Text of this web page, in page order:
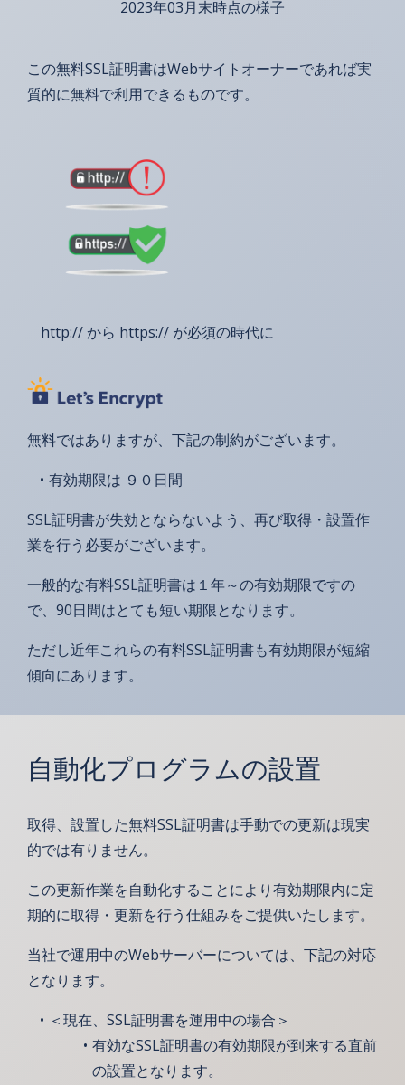
2023年03月末時点の様子
この無料SSL証明書はWebサイトオーナーであれば実
質的に無料で利用できるものです。
http:// から https:// が必須の時代に
無料ではありますが、下記の制約がございます。
有効期限は ９０日間
SSL証明書が失効とならないよう、再び取得・設置作
業を行う必要がございます。
一般的な有料SSL証明書は１年～の有効期限ですの
で、90日間はとても短い期限となります。
ただし近年これらの有料SSL証明書も有効期限が短縮
傾向にあります。
自動化プログラムの設置
取得、設置した無料SSL証明書は手動での更新は現実
的では有りません。
この更新作業を自動化することにより有効期限内に定
期的に取得・更新を行う仕組みをご提供いたします。
当社で運用中のWebサーバーについては、下記の対応
となります。
＜現在、SSL証明書を運用中の場合＞
有効なSSL証明書の有効期限が到来する直前
の設置となります。